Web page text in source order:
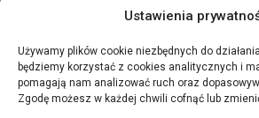
Ustawienia
Używamy plików cookie niezbędnych do
będziemy korzystać z cookies analitycznych i
pomagają nam analizować ruch oraz
Zgodę możesz w każdej chwili cofnąć lub
128.00zł
Negocjacje w trybach
128.00 zł